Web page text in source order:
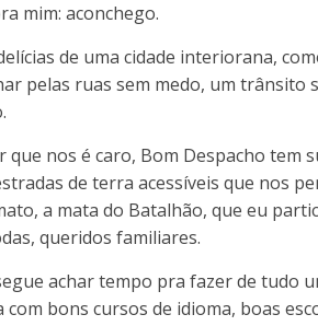
mim: aconchego.
de uma cidade interiorana,
pelas ruas sem medo, um
que nos é caro, Bom Despacho tem
de terra acessíveis que nos
a mata do Batalhão, que eu
queridos familiares.
achar tempo pra fazer de tudo
com bons cursos de idioma, boas